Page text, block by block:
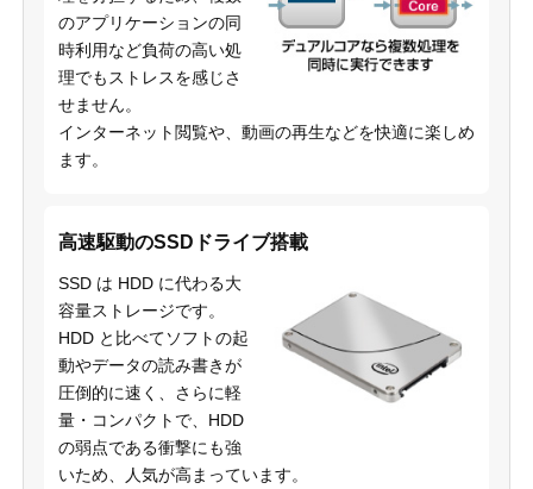
のアプリケーションの同
時利用など負荷の高い処
理でもストレスを感じさ
せません。
インターネット閲覧や、動画の再生などを快適に楽しめ
ます。
高速駆動のSSDドライブ搭載
SSD は HDD に代わる大
容量ストレージです。
HDD と比べてソフトの起
動やデータの読み書きが
圧倒的に速く、さらに軽
量・コンパクトで、HDD
の弱点である衝撃にも強
いため、人気が高まっています。